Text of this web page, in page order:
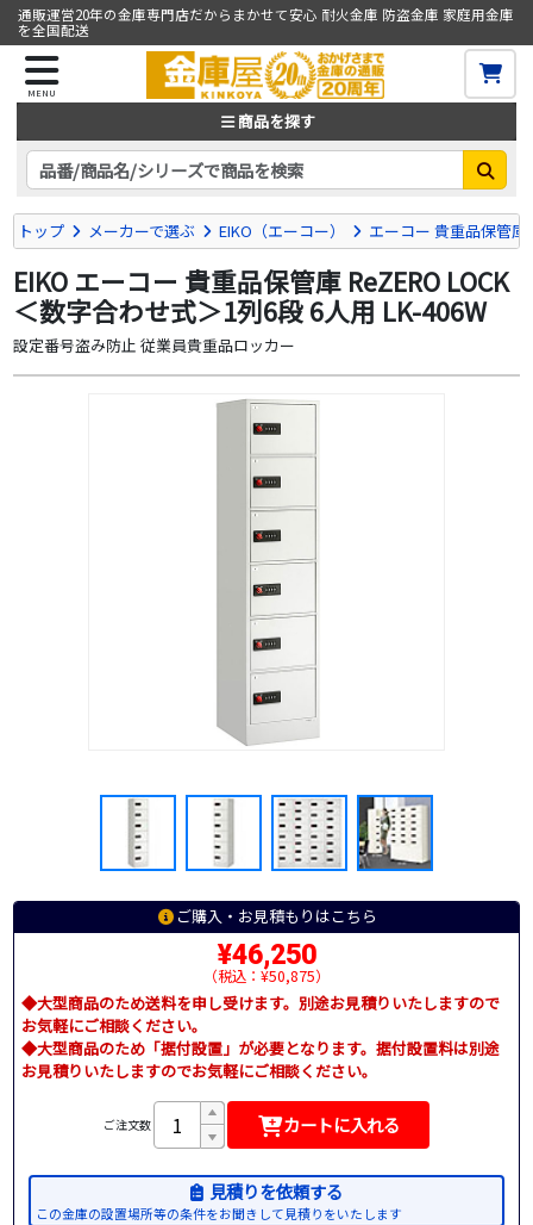
通販運営20年の金庫専門店だからまかせて安心 耐火金庫 防盗金庫 家庭用金庫
を全国配送
MENU
商品を探す
トップ メーカーで選ぶ EIKO（エーコー） エーコー 貴重品保管
EIKO エーコー 貴重品保管庫 ReZERO LOCK
＜数字合わせ式＞1列6段 6人用 LK-406W
設定番号盗み防止 従業員貴重品ロッカー
ご購入・お見積もりはこちら
¥46,250
（税込：¥50,875）
◆大型商品のため送料を申し受けます。別途お見積りいたしますので
お気軽にご相談ください。
◆大型商品のため「据付設置」が必要となります。据付設置料は別途
お見積りいたしますのでお気軽にご相談ください。
ご注文数 カートに入れる
見積りを依頼する
この金庫の設置場所等の条件をお聞きして見積りをいたします